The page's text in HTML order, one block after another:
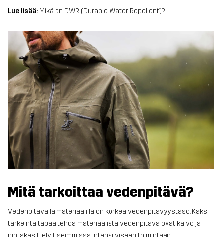
Lue lisää: Mikä on DWR (Durable Water Repellent)?
Mitä tarkoittaa vedenpitävä?
Vedenpitävällä materiaalilla on korkea vedenpitävyystaso.Kaksi
tärkeintä tapaa tehdä materiaalista vedenpitävä ovat kalvo ja